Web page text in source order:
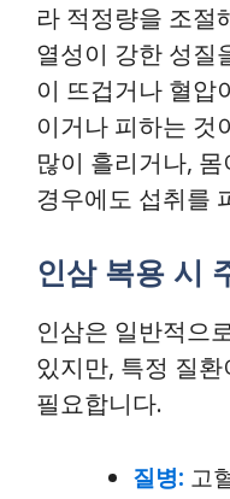
라 적정량을 조절
열성이 강한 성질
이 뜨겁거나 혈압
이거나 피하는 것
많이 흘리거나,
경우에도 섭취를
인삼 복용 시
인삼은 일반적으
있지만, 특정 질
필요합니다.
질병: 고